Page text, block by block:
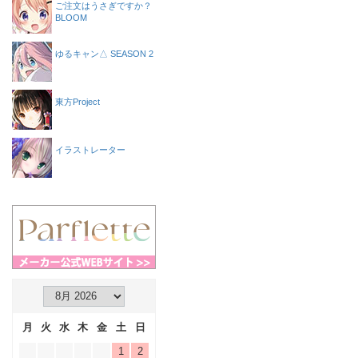
ご注文はうさぎですか？
BLOOM
ゆるキャン△ SEASON 2
東方Project
イラストレーター
月 火 水 木 金 土
日
1
2